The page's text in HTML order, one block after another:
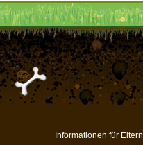
Informationen für Eltern